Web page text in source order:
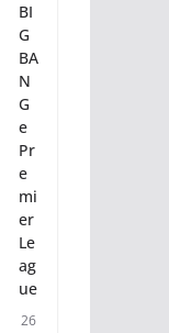
BI
G
BA
N
G
e
Pr
e
mi
er
Le
ag
ue
26